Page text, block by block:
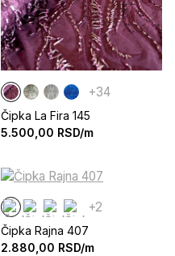
+34
Čipka La Fira 145
5.500,00 RSD/m
+2
Čipka Rajna 407
2.880,00 RSD/m